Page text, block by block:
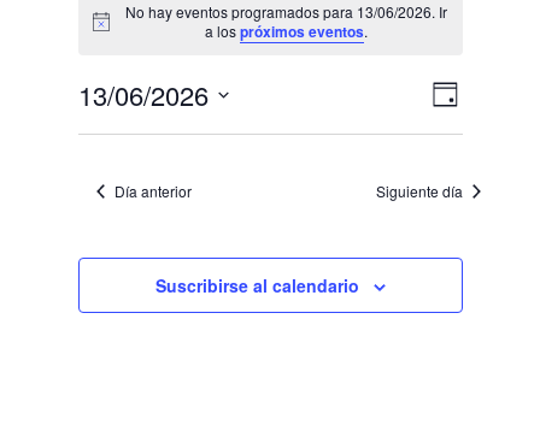
en
13/06/2026
Aviso
No hay eventos programados para 13/06/2026. Ir
a lospróximos eventos.
N
a
v
g
a
N
e
i
Día
13/06/2026
Día anterior Siguiente día
Suscribirse al calendario